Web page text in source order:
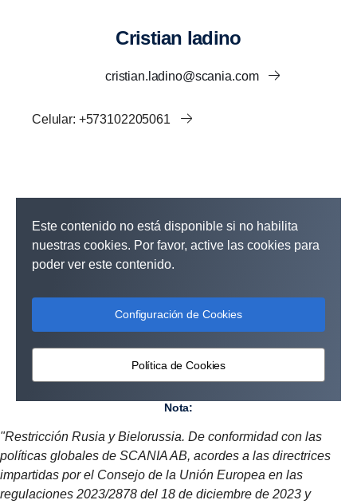
cristian ladino
cristian.ladino@scania.com
Celular: +573102205061
Este contenido no está disponible si no habilita
nuestras cookies. Por favor, active las cookies para
poder ver este contenido.
Configuración de Cookies
Política de Cookies
nota:
"Restricción Rusia y Bielorussia. De conformidad con las
políticas globales de SCANIA AB, acordes a las directrices
impartidas por el Consejo de la Unión Europea en las
regulaciones 2023/2878 del 18 de diciembre de 2023 y